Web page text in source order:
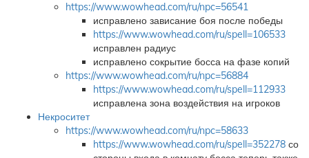
https://www.wowhead.com/ru/npc=56541
исправлено зависание боя после победы
https://www.wowhead.com/ru/spell=106533
исправлен радиус
исправлено сокрытие босса на фазе копий
https://www.wowhead.com/ru/npc=56884
https://www.wowhead.com/ru/spell=112933
исправлена зона воздействия на игроков
Некроситет
https://www.wowhead.com/ru/npc=58633
https://www.wowhead.com/ru/spell=352278 со